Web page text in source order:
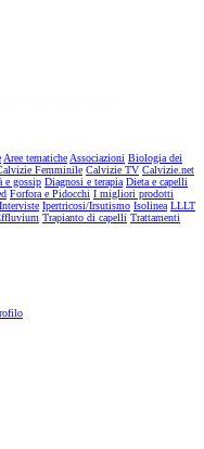
Aree tematicheAssociazioni Biologia dei
Femminile Calvizie TV Calvizie.net
e gossip Diagnosi e terapia Dieta e capelli
Forfora e Pidocchi I migliori prodotti
Interviste Ipertricosi/Irsutismo Isolinea LLLT
Trapianto di capelli Trattamenti